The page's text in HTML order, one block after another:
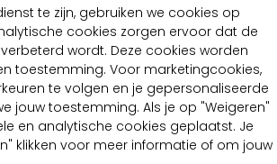
te zijn, gebruiken we cookies op
cookies zorgen ervoor dat de
wordt. Deze cookies worden
toestemming. Voor marketingcookies,
te volgen en je gepersonaliseerde
jouw toestemming. Als je op "Weigeren"
en analytische cookies geplaatst. Je
klikken voor meer informatie of om jouw
WASVOORSCHRIFTEN
Normaal wassen op 40 °C
Strijken op maximaal 110 °C